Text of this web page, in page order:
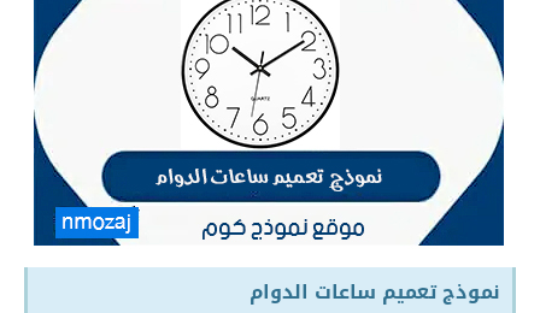
نموذج تعميم ساعات الدوام